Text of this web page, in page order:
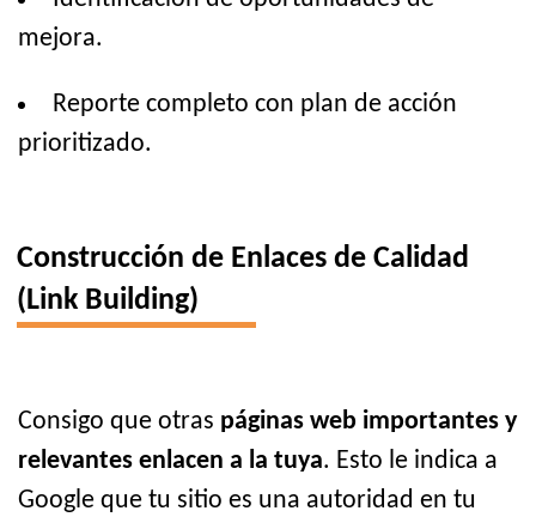
mejora.
Reporte completo con plan de acción
prioritizado.
Construcción de Enlaces de Calidad
(Link Building)
Consigo que otras páginas web importantes y
relevantes enlacen a la tuya. Esto le indica a
Google que tu sitio es una autoridad en tu